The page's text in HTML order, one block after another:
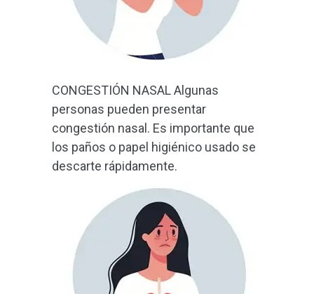
CONGESTIÓN NASAL Algunas
personas pueden presentar
congestión nasal. Es importante que
los paños o papel higiénico usado se
descarte rápidamente.